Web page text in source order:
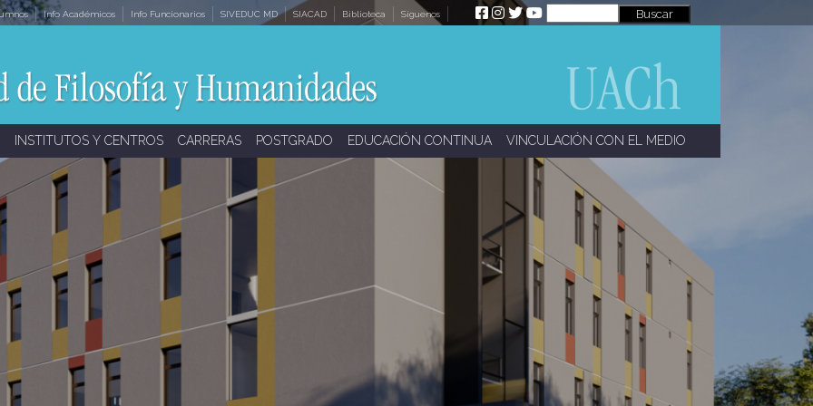
Info Académicos Info Funcionarios SIVEDUC MD SIACAD Biblioteca Síguenos
INSTITUTOS Y CENTROS CARRERAS POSTGRADO EDUCACIÓN CONTINUA VINCULACIÓN CON EL MEDIO